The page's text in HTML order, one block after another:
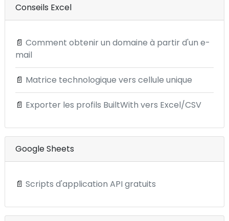
Conseils Excel
📄 Comment obtenir un domaine à partir d'un e-
mail
📄 Matrice technologique vers cellule unique
📄 Exporter les profils BuiltWith vers Excel/CSV
Google Sheets
📄 Scripts d'application API gratuits